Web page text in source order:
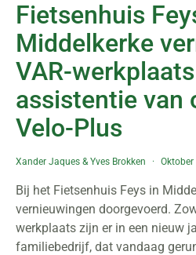
Fietsenhuis
Middelkerke
VAR-
assistentie van
Velo-Plus
Xander Jaques &Yves Brokken
Bij het Fietsenhuis Feys in
vernieuwingen doorgevoerd.
werkplaats zijn er in een nieuw
familiebedrijf, dat vandaag